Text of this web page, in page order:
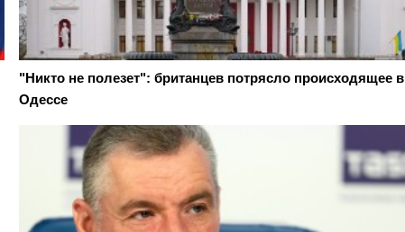
"Никто не полезет": британцев потрясло происходящее в
Одессе